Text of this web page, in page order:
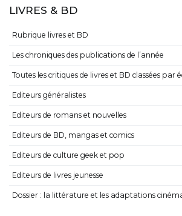
LIVRES & BD
Rubrique livres et BD
Les chroniques des publications de l’année
Toutes les critiques de livres et BD classées par
Editeurs généralistes
Editeurs de romans et nouvelles
Editeurs de BD, mangas et comics
Editeurs de culture geek et pop
Editeurs de livres jeunesse
Dossier : la littérature et les adaptations